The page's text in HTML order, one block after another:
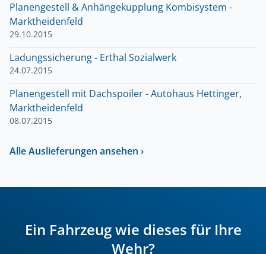
Planengestell & Anhängekupplung Kombisystem -
Marktheidenfeld
29.10.2015
Ladungssicherung - Erthal Sozialwerk
24.07.2015
Planengestell mit Dachspoiler - Autohaus Hettinger,
Marktheidenfeld
08.07.2015
Alle Auslieferungen ansehen ›
Ein Fahrzeug wie dieses für Ihre
Wehr?